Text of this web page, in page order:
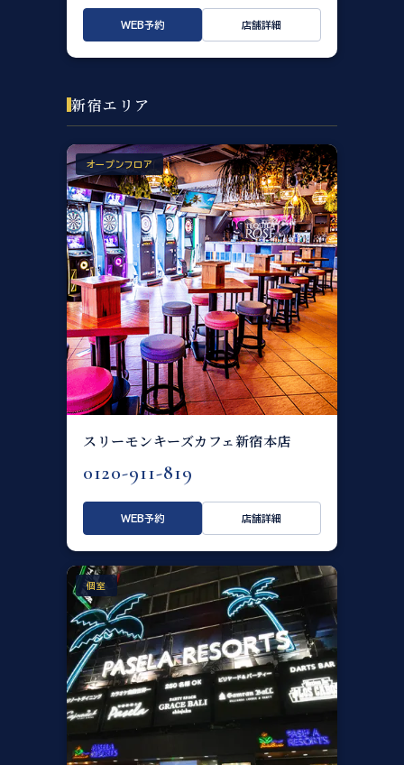
WEB予約 店舗詳細
新宿エリア
オープンフロア
スリーモンキーズカフェ新宿本店
0120-911-819
WEB予約 店舗詳細
個室